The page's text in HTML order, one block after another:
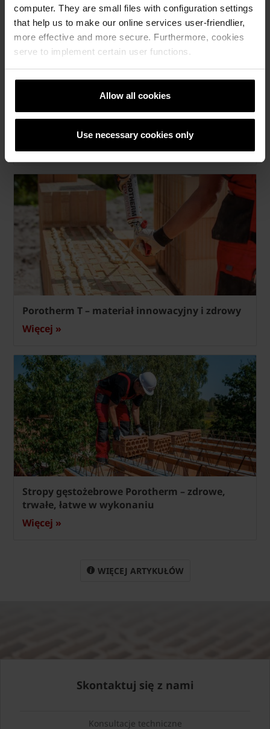
computer. They are small files with configuration settings
that help us to make our online services user-friendlier,
more effective and more secure. Furthermore, cookies
serve to implement certain user functions.
Allow all cookies
Use necessary cookies only
Porotherm Dryfix – rewolucja w murowaniu
Porotherm T – materiał innowacyjny i zdrowy
Więcej »
Stropy gęstożebrowe Porotherm – zdrowe,
trwałe, łatwe w wykonaniu
Więcej »
WIĘCEJ ARTYKUŁÓW
Skontaktuj się z nami
Konsultacje techniczne